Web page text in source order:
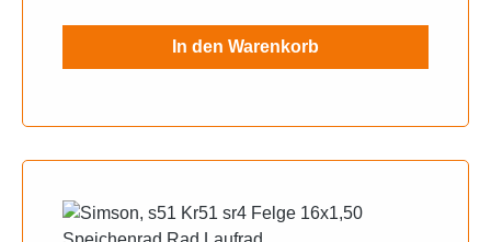
In den Warenkorb